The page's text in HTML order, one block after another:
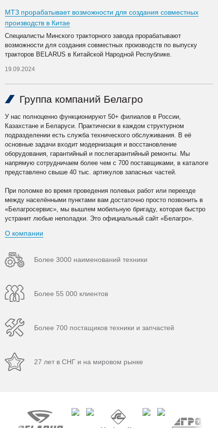
МТЗ прорабатывает возможности для создания совместных
производств в Китае
Специалисты Минского тракторного завода прорабатывают
возможности для создания совместных производств по выпуску
тракторов BELARUS в Китайской Народной Республике.
19.09.2024
Группа компаний Белагро
У нас полноценно функционируют 50+ филиалов в России,
Казахстане и Беларуси. Практически в каждом структурном
подразделении есть служба технического обслуживания. В её
основные задачи входит модернизация и восстановление
оборудования, гарантийный и послегарантийный ремонты. Мы
напрямую сотрудничаем более чем с 700 поставщиками, в каталоге
представлено свыше 40 тыс. артикулов запасных частей.
При поломке во время проведения полевых работ или переезде
между населёнными пунктами вам достаточно просто позвонить в
«Белагросервис», мы вышлем мобильную бригаду, которая быстро
устранит любые неполадки. Это официальный сайт «Белагро».
О компании
Более 3000 наименований техники
Более 55 000 клиентов
Более 700 постащиков техники и запчастей
27 лет в СНГ и на мировом рынке